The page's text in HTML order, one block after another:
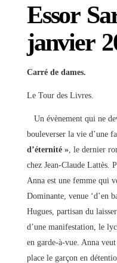
Essor
janvier
Carré de dames.
Le Tour des Livres.
Un évènement qui ne
bouleverser la vie d’une
d’éternité », le dernier
chez Jean-Claude Lattès.
Anna est une femme qui
Dominante, venue ‘d’en
Hugues, partisan du
d’une manifestation, le
en garde-à-vue. Anna
place le garçon en